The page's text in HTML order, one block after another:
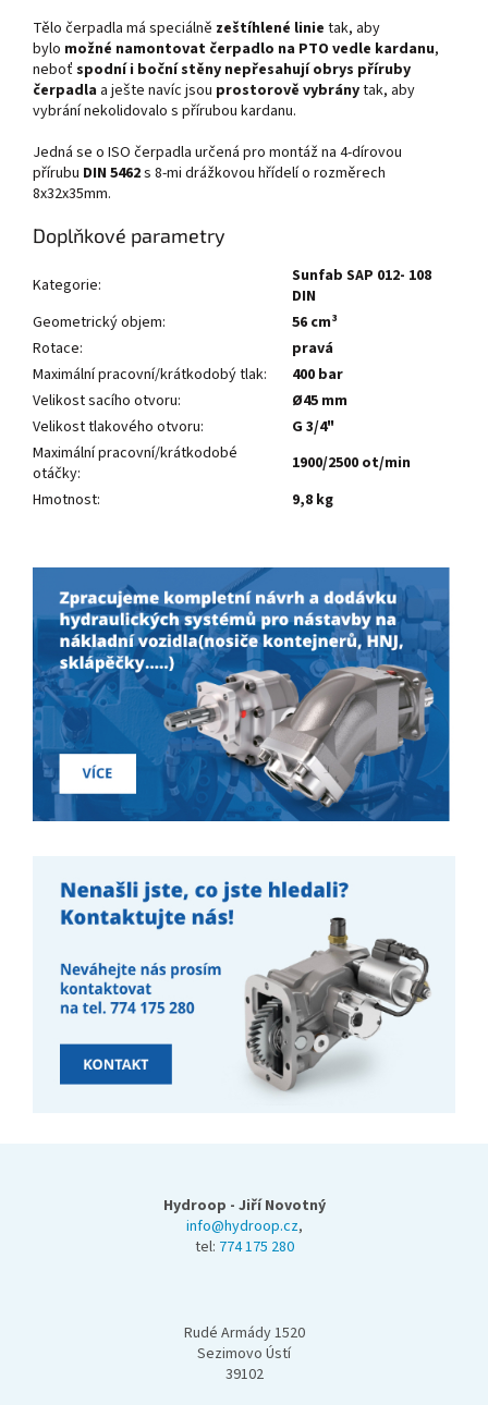
Tělo čerpadla má speciálně zeštíhlené linie tak, aby
bylo možné namontovat čerpadlo na PTO vedle kardanu,
neboť spodní i boční stěny nepřesahují obrys příruby
čerpadla a ješte navíc jsou prostorově vybránytak, aby
vybrání nekolidovalo s přírubou kardanu.
Jedná se o ISO čerpadla určená pro montáž na 4-dírovou
přírubu DIN 5462s 8-mi drážkovou hřídelí o rozměrech
8x32x35mm.
Doplňkové parametry
Kategorie:
Sunfab SAP 012- 108
DIN
Geometrický objem:
56 cm³
Rotace:
pravá
Maximální pracovní/krátkodobý tlak:
400 bar
Velikost sacího otvoru:
Ø45 mm
Velikost tlakového otvoru:
G 3/4"
Maximální pracovní/krátkodobé
otáčky:
1900/2500 ot/min
Hmotnost: 9,8 kg
Hydroop - Jiří Novotný
info@hydroop.cz,
tel: 774 175 280
Rudé Armády 1520
Sezimovo Ústí
39102